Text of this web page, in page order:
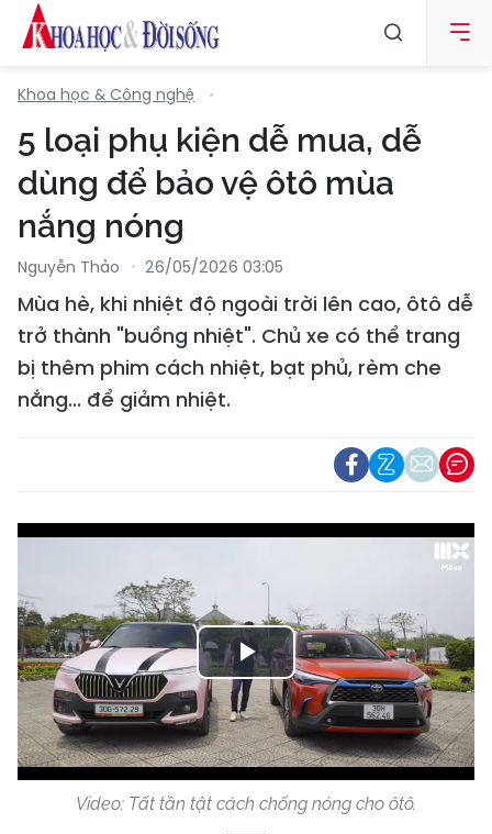
Khoa học & Công nghệ
5 loại phụ kiện dễ mua, dễ
dùng để bảo vệ ôtô mùa
nắng nóng
Nguyễn Thảo 26/05/2026 03:05
Mùa hè, khi nhiệt độ ngoài trời lên cao, ôtô dễ
trở thành "buồng nhiệt". Chủ xe có thể trang
bị thêm phim cách nhiệt, bạt phủ, rèm che
nắng... để giảm nhiệt.
Play
Video
Video: Tất tần tật cách chống nóng cho ôtô.